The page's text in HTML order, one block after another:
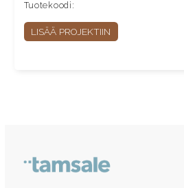
Tuotekoodi:
LISÄÄ PROJEKTIIN